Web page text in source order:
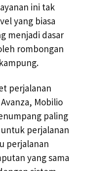
ini tak
yang biasa
menjadi dasar
rombongan
perjalanan
Mobilio
paling
untuk perjalanan
perjalanan
yang sama